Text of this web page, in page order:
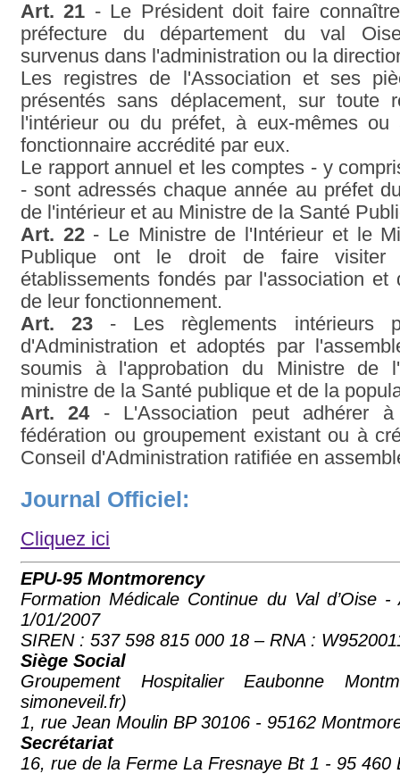
Art. 21 - Le Président doit faire
préfecture du département du val
survenus dans l'administration ou la
Les registres de l'Association et ses
présentés sans déplacement, sur toute
l'intérieur ou du préfet, à eux-mêmes
fonctionnaire accrédité par eux.
Le rapport annuel et les comptes - y
- sont adressés chaque année au préfet
de l'intérieur et au Ministre de la Santé
Art. 22- Le Ministre de l'Intérieur et le
Publique ont le droit de faire visiter
établissements fondés par l'association
de leur fonctionnement.
Art. 23 - Les règlements intérieurs
d'Administration et adoptés par
soumis à l'approbation du Ministre de
ministre de la Santé publique et de la
Art. 24- L'Association peut adhérer à
fédération ou groupement existant ou à
Conseil d'Administration ratifiée en
Journal Officiel:
Cliquez ici
EPU-95 Montmorency
Formation Médicale Continue du Val d’Oise
1/01/2007
SIREN : 537 598 815 000 18 – RNA :
Siège Social
Groupement Hospitalier Eaubonne
simoneveil.fr)
1, rue Jean Moulin BP 30106 - 95162
Secrétariat
16, rue de la Ferme La Fresnaye Bt 1 - 95 460